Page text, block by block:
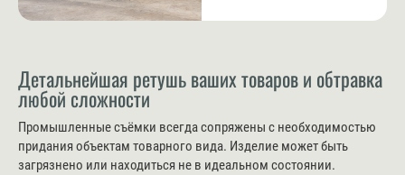
Детальнейшая ретушь ваших товаров и обтравка
любой сложности
Промышленные съёмки всегда сопряжены с необходимостью
придания объектам товарного вида. Изделие может быть
загрязнено или находиться не в идеальном состоянии.